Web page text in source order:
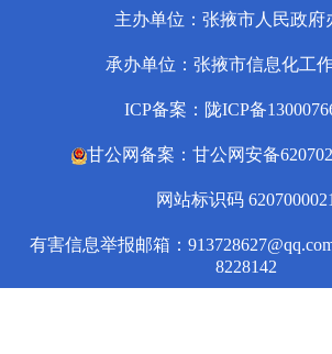
主办单位：张掖市人民政府
承办单位：张掖市信息化工
ICP备案：陇ICP备
甘公网备案：甘公网安备
网站标识码 6207000021
有害信息举报邮箱：
8228142